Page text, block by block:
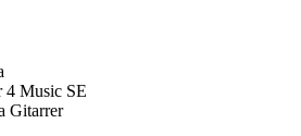
4 Music SE
Gitarrer